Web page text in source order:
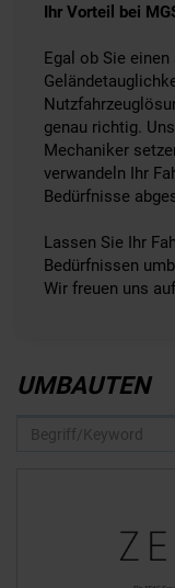
Ihr Vorteil bei
Egal ob Sie
genau richtig.
Mechaniker
verwandeln Ihr
Bedürfnisse
Lassen Sie Ihr
Bedürfnissen
Wir freuen uns
UMBAUTEN